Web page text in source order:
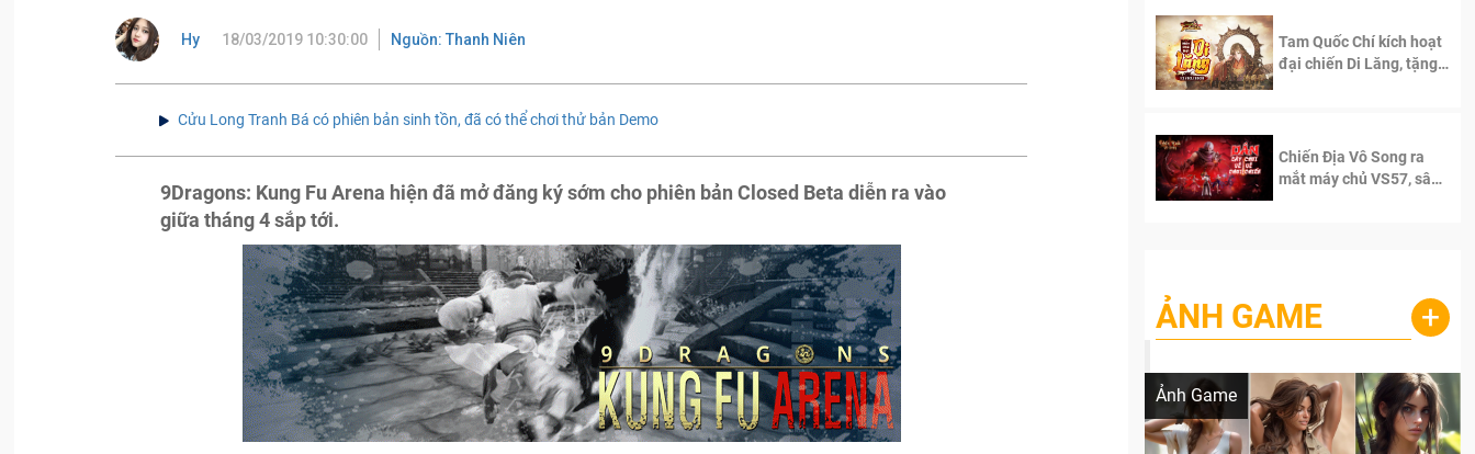
Hy 18/03/2019 10:30:00 Nguồn: Thanh Niên
Cửu Long Tranh Bá có phiên bản sinh tồn, đã có thể chơi thử bản Demo
9Dragons: Kung Fu Arena hiện đã mở đăng ký sớm cho phiên bản Closed Beta diễn ra vào
giữa tháng 4 sắp tới.
Tam Quốc Chí kích hoạt
đại chiến Di Lăng, tặng
Chiến Địa Vô Song ra
mắt máy chủ VS57, sân
ẢNH GAME +
Ảnh Game
Lala Croft vừa nóng vừa xinh dưới nét vẽ